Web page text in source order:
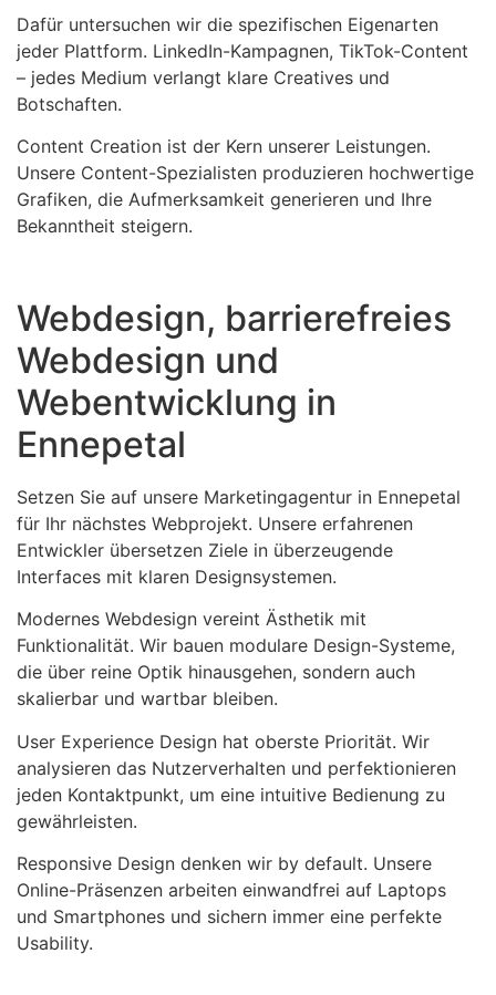
Dafür untersuchen wir die spezifischen Eigenarten
jeder Plattform. LinkedIn-Kampagnen, TikTok-Content
– jedes Medium verlangt klare Creatives und
Botschaften.
Content Creation ist der Kern unserer Leistungen.
Unsere Content-Spezialisten produzieren hochwertige
Grafiken, die Aufmerksamkeit generieren und Ihre
Bekanntheit steigern.
Webdesign, barrierefreies
Webdesign und
Webentwicklung in
Ennepetal
Setzen Sie auf unsere Marketingagentur in Ennepetal
für Ihr nächstes Webprojekt. Unsere erfahrenen
Entwickler übersetzen Ziele in überzeugende
Interfaces mit klaren Designsystemen.
Modernes Webdesign vereint Ästhetik mit
Funktionalität. Wir bauen modulare Design-Systeme,
die über reine Optik hinausgehen, sondern auch
skalierbar und wartbar bleiben.
User Experience Design hat oberste Priorität. Wir
analysieren das Nutzerverhalten und perfektionieren
jeden Kontaktpunkt, um eine intuitive Bedienung zu
gewährleisten.
Responsive Design denken wir by default. Unsere
Online-Präsenzen arbeiten einwandfrei auf Laptops
und Smartphones und sichern immer eine perfekte
Usability.